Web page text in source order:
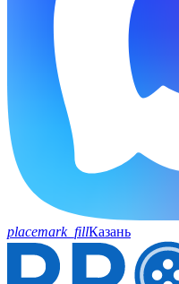
placemark_fillКазань